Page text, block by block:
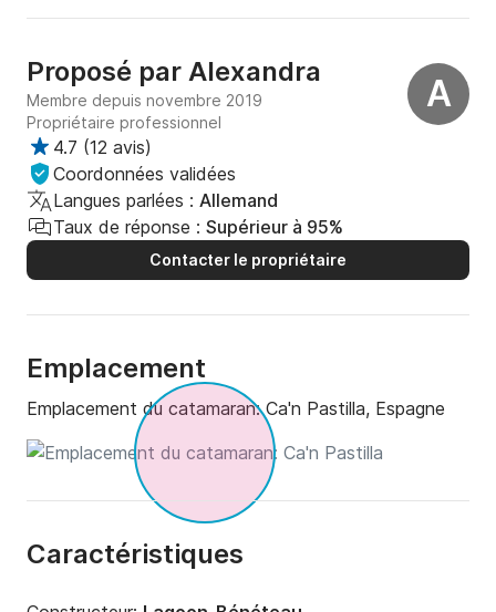
A
Proposé par Alexandra
Membre depuis novembre 2019
Propriétaire professionnel
4.7 (12 avis)
Coordonnées validées
Langues parlées : Allemand
Taux de réponse : Supérieur à 95%
Contacter le propriétaire
Emplacement
Emplacement du catamaran:Ca'n Pastilla, Espagne
Caractéristiques